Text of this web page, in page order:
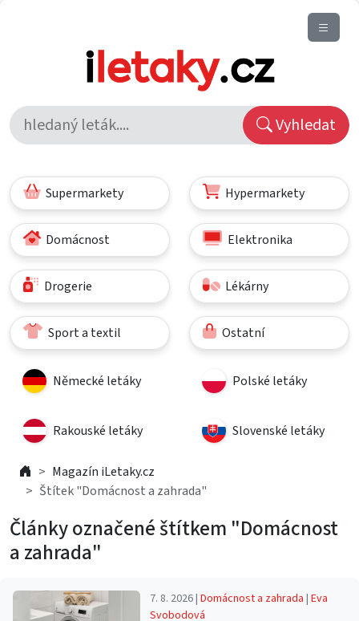
Vyhledat
Supermarkety Hypermarkety
Domácnost Elektronika
Drogerie Lékárny
Sport a textil Ostatní
Německé letáky Polské letáky
Rakouské letáky Slovenské letáky
Magazín iLetaky.cz
Štítek "Domácnost a zahrada"
Články označené štítkem "Domácnost
a zahrada"
7. 8. 2026 |Domácnost a zahrada |Eva
Svobodová